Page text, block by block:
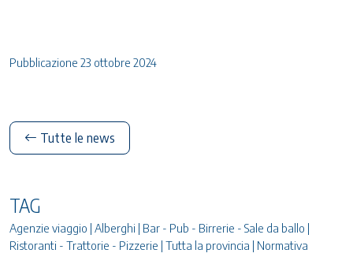
Pubblicazione 23 ottobre 2024
Tutte le news
TAG
Agenzie viaggio | Alberghi | Bar - Pub - Birrerie - Sale da ballo |
Ristoranti - Trattorie - Pizzerie | Tutta la provincia | Normativa